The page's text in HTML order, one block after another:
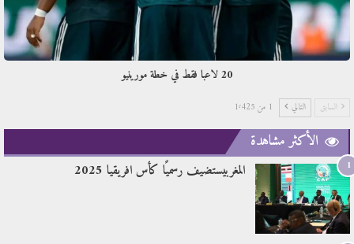
20 لاعبا فقط في خطة مورينيو
السابق التالي 1 من 1٬425
الأكثر مشاهدة
1 المغربيستضيف رسميًا كأس افريقيا 2025